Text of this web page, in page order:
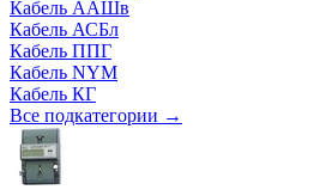
Кабель ААШв
Кабель АСБл
Кабель ППГ
Кабель NYM
Кабель КГ
Все подкатегории →